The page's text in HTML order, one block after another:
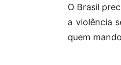
O Brasil
a violência
quem